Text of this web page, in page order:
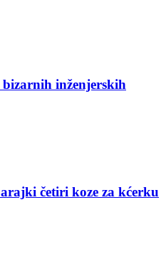
inženjerskih
četiri koze za kćerku